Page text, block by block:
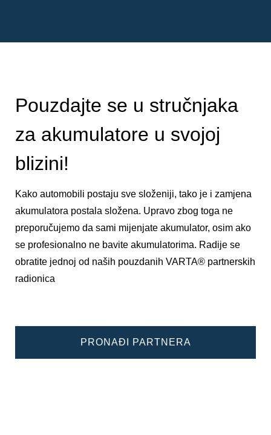
Pouzdajte se u stručnjaka
za akumulatore u svojoj
blizini!
Kako automobili postaju sve složeniji, tako je i zamjena
akumulatora postala složena. Upravo zbog toga ne
preporučujemo da sami mijenjate akumulator, osim ako
se profesionalno ne bavite akumulatorima. Radije se
obratite jednoj od naših pouzdanih VARTA® partnerskih
radionica
PRONAĐI PARTNERA